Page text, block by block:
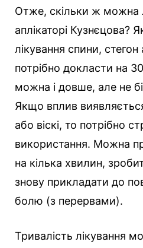
Отже, скільки ж можна
аплікаторі Кузнєцова?
лікування спини,
потрібно докласти на
можна і довше, але не
Якщо вплив
або віскі, то потрібно
використання. Можна
на кілька хвилин,
знову прикладати до
болю (з перервами).
Тривалість лікування